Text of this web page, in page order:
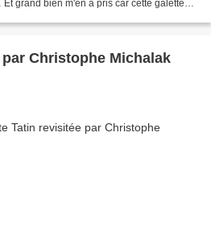
grand bien m'en a pris car cette galette
Christophe Michalak